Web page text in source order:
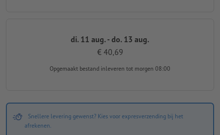
di. 11 aug. - do. 13 aug.
€ 40,69
Opgemaakt bestand inleveren tot morgen 08:00
Snellere levering gewenst? Kies voor expresverzending bij het
afrekenen.